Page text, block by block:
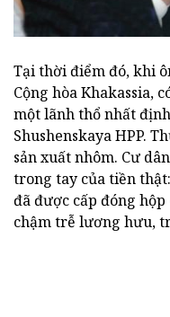
Tại thời điểm đó, khi
Cộng hòa Khakassia,
một lãnh thổ nhất
Shushenskaya HPP.
sản xuất nhôm. Cư
trong tay của tiền
đã được cấp đóng hộp
chậm trễ lương hưu,